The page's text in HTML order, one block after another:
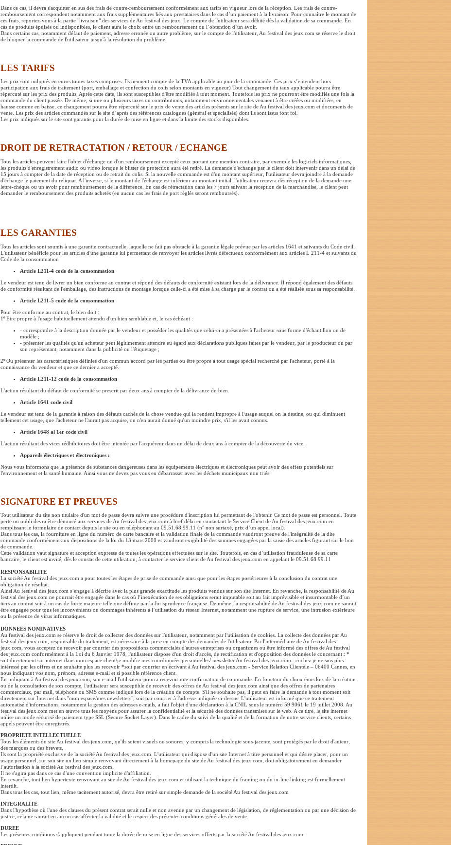
Dans ce cas, il devra s'acquitter en sus des frais de contre-remboursement conformément aux tarifs en vigueur lors de la réception. Les frais de contre-
remboursement correspondent notamment aux frais supplémentaires liés aux prestataires dans le cas d’un paiement à la livraison. Pour connaître le montant de
ces frais, reportez-vous à la partie "livraison" des services de Au festival des jeux. Le compte de l'utilisateur sera débité dès la validation de sa commande. En
cas de produits épuisés ou indisponibles, le client aura le choix entre un remboursement ou l’obtention d’un avoir.
Dans certains cas, notamment défaut de paiement, adresse erronée ou autre problème, sur le compte de l'utilisateur, Au festival des jeux.com se réserve le droit
de bloquer la commande de l'utilisateur jusqu'à la résolution du problème.
LES TARIFS
Les prix sont indiqués en euros toutes taxes comprises. Ils tiennent compte de la TVA applicable au jour de la commande. Ces prix s’entendent hors
participation aux frais de traitement (port, emballage et confection du colis selon montants en vigueur) Tout changement du taux applicable pourra être
répercuté sur les prix des produits. Après cette date, ils sont susceptibles d'être modifiés à tout moment. Toutefois les prix ne pourront être modifiés une fois la
commande du client passée. De même, si une ou plusieurs taxes ou contributions, notamment environnementales venaient à être créées ou modifiées, en
hausse comme en baisse, ce changement pourra être répercuté sur le prix de vente des articles présents sur le site de Au festival des jeux.com et documents de
vente. Les prix des articles commandés sur le site d’après des références catalogues (général et spécialisés) dont ils sont issus font foi.
Les prix indiqués sur le site sont garantis pour la durée de mise en ligne et dans la limite des stocks disponibles.
DROIT DE RETRACTATION / RETOUR / ECHANGE
Tous les articles peuvent faire l'objet d'échange ou d'un remboursement excepté ceux portant une mention contraire, par exemple les logiciels informatiques,
les produits d'enregistrement audio ou vidéo lorsque le blister de protection aura été retiré. La demande d'échange par le client doit intervenir dans un délai de
15 jours à compter de la date de réception ou de retrait du colis. Si la nouvelle commande est d'un montant supérieur, l'utilisateur devra joindre à la demande
d'échange le paiement du reliquat. A l'inverse, si le montant de l'échange est inférieur au montant initial, l'utilisateur recevra dès réception de la demande une
lettre-chèque ou un avoir pour remboursement de la différence. En cas de rétractation dans les 7 jours suivant la réception de la marchandise, le client peut
demander le remboursement des produits achetés (en aucun cas les frais de port réglés seront remboursés).
LES GARANTIES
Tous les articles sont soumis à une garantie contractuelle, laquelle ne fait pas obstacle à la garantie légale prévue par les articles 1641 et suivants du Code civil.
L'utilisateur bénéficie pour les articles d'une garantie lui permettant de renvoyer les articles livrés défectueux conformément aux articles L 211-4 et suivants du
Code de la consommation
Article L211-4 code de la consommation
Le vendeur est tenu de livrer un bien conforme au contrat et répond des défauts de conformité existant lors de la délivrance. Il répond également des défauts
de conformité résultant de l'emballage, des instructions de montage lorsque celle-ci a été mise à sa charge par le contrat ou a été réalisée sous sa responsabilité.
Article L211-5 code de la consommation
Pour être conforme au contrat, le bien doit :
1º Etre propre à l'usage habituellement attendu d'un bien semblable et, le cas échéant :
- correspondre à la description donnée par le vendeur et posséder les qualités que celui-ci a présentées à l'acheteur sous forme d'échantillon ou de
modèle ;
- présenter les qualités qu'un acheteur peut légitimement attendre eu égard aux déclarations publiques faites par le vendeur, par le producteur ou par
son représentant, notamment dans la publicité ou l'étiquetage ;
2º Ou présenter les caractéristiques définies d'un commun accord par les parties ou être propre à tout usage spécial recherché par l'acheteur, porté à la
connaissance du vendeur et que ce dernier a accepté.
Article L211-12 code de la consommation
L'action résultant du défaut de conformité se prescrit par deux ans à compter de la délivrance du bien.
Article 1641 code civil
Le vendeur est tenu de la garantie à raison des défauts cachés de la chose vendue qui la rendent impropre à l'usage auquel on la destine, ou qui diminuent
tellement cet usage, que l'acheteur ne l'aurait pas acquise, ou n'en aurait donné qu'un moindre prix, s'il les avait connus.
Article 1648 al 1er code civil
L'action résultant des vices rédhibitoires doit être intentée par l'acquéreur dans un délai de deux ans à compter de la découverte du vice.
Appareils électriques et électroniques :
Nous vous informons que la présence de substances dangereuses dans les équipements électriques et électroniques peut avoir des effets potentiels sur
l'environnement et la santé humaine. Ainsi vous ne devez pas vous en débarrasser avec les déchets municipaux non triés.
SIGNATURE ET PREUVES
Tout utilisateur du site non titulaire d'un mot de passe devra suivre une procédure d'inscription lui permettant de l'obtenir. Ce mot de passe est personnel. Toute
perte ou oubli devra être dénoncé aux services de Au festival des jeux.com à bref délai en contactant le Service Client de Au festival des jeux.com en
remplissant le formulaire de contact depuis le site ou en téléphonant au 09.51.68.99.11 (n° non surtaxé, prix d’un appel local).
Dans tous les cas, la fourniture en ligne du numéro de carte bancaire et la validation finale de la commande vaudront preuve de l'intégralité de la dite
commande conformément aux dispositions de la loi du 13 mars 2000 et vaudront exigibilité des sommes engagées par la saisie des articles figurant sur le bon
de commande.
Cette validation vaut signature et acception expresse de toutes les opérations effectuées sur le site. Toutefois, en cas d’utilisation frauduleuse de sa carte
bancaire, le client est invité, dès le constat de cette utilisation, à contacter le service client de Au festival des jeux.com en appelant le 09.51.68.99.11
RESPONSABILITE
La société Au festival des jeux.com a pour toutes les étapes de prise de commande ainsi que pour les étapes postérieures à la conclusion du contrat une
obligation de résultat.
Ainsi Au festival des jeux.com s’engage à décrire avec la plus grande exactitude les produits vendus sur son site Internet. En revanche, la responsabilité de Au
festival des jeux.com ne pourrait être engagée dans le cas où l’inexécution de ses obligations serait imputable soit au fait imprévisible et insurmontable d’un
tiers au contrat soit à un cas de force majeure telle que définie par la Jurisprudence française. De même, la responsabilité de Au festival des jeux.com ne saurait
être engagée pour tous les inconvénients ou dommages inhérents à l’utilisation du réseau Internet, notamment une rupture de service, une intrusion extérieure
ou la présence de virus informatiques.
DONNEES NOMINATIVES
Au festival des jeux.com se réserve le droit de collecter des données sur l'utilisateur, notamment par l'utilisation de cookies. La collecte des données par Au
festival des jeux.com, responsable du traitement, est nécessaire à la prise en compte des demandes de l'utilisateur. Par l'intermédiaire de Au festival des
jeux.com, vous acceptez de recevoir par courrier des propositions commerciales d'autres entreprises ou organismes ou être informé des offres de Au festival
des jeux.com conformément à la Loi du 6 Janvier 1978, l'utilisateur dispose d'un droit d'accès, de rectification et d'opposition des données le concernant : *
soit directement sur internet dans mon espace client/je modifie mes coordonnées personnelles/ newsletter Au festival des jeux.com : cochez je ne suis plus
intéressé par les offres et ne souhaite plus les recevoir *soit par courrier en écrivant à Au festival des jeux.com - Service Relation Clientèle – 06400 Cannes, en
nous indiquant vos nom, prénom, adresse e-mail et si possible référence client.
En indiquant à Au festival des jeux.com, son e-mail l'utilisateur pourra recevoir une confirmation de commande. En fonction du choix émis lors de la création
ou de la consultation de son compte, l'utilisateur sera susceptible de recevoir des offres de Au festival des jeux.com ainsi que des offres de partenaires
commerciaux, par mail, téléphone ou SMS comme indiqué lors de la création de compte. S'il ne souhaite pas, il peut en faire la demande à tout moment soit
directement sur Internet dans "mon espace/mes newsletters", soit par courrier à l'adresse indiquée ci-dessus. L'utilisateur est informé que ce traitement
automatisé d'informations, notamment la gestion des adresses e-mails, a fait l'objet d'une déclaration à la CNIL sous le numéro 59 9061 le 19 juillet 2008. Au
festival des jeux.com met en œuvre tous les moyens pour assurer la confidentialité et la sécurité des données transmises sur le web. A ce titre, le site internet
utilise un mode sécurisé de paiement type SSL (Secure Socket Layer). Dans le cadre du suivi de la qualité et de la formation de notre service clients, certains
appels peuvent être enregistrés.
PROPRIETE INTELLECTUELLE
Tous les éléments du site Au festival des jeux.com, qu'ils soient visuels ou sonores, y compris la technologie sous-jacente, sont protégés par le droit d'auteur,
des marques ou des brevets.
Ils sont la propriété exclusive de la société Au festival des jeux.com. L'utilisateur qui dispose d'un site Internet à titre personnel et qui désire placer, pour un
usage personnel, sur son site un lien simple renvoyant directement à la homepage du site de Au festival des jeux.com, doit obligatoirement en demander
l’autorisation à la société Au festival des jeux.com.
Il ne s'agira pas dans ce cas d'une convention implicite d'affiliation.
En revanche, tout lien hypertexte renvoyant au site de Au festival des jeux.com et utilisant la technique du framing ou du in-line linking est formellement
interdit.
Dans tous les cas, tout lien, même tacitement autorisé, devra être retiré sur simple demande de la société Au festival des jeux.com
INTEGRALITE
Dans l'hypothèse où l'une des clauses du présent contrat serait nulle et non avenue par un changement de législation, de réglementation ou par une décision de
justice, cela ne saurait en aucun cas affecter la validité et le respect des présentes conditions générales de vente.
DUREE
Les présentes conditions s'appliquent pendant toute la durée de mise en ligne des services offerts par la société Au festival des jeux.com.